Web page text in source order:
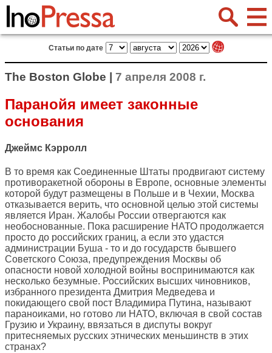
Статьи по дате
The Boston Globe | 7 апреля 2008 г.
Паранойя имеет законные
основания
Джеймс Кэрролл
В то время как Соединенные Штаты продвигают систему
противоракетной обороны в Европе, основные элементы
которой будут размещены в Польше и в Чехии, Москва
отказывается верить, что основной целью этой системы
является Иран. Жалобы России отвергаются как
необоснованные. Пока расширение НАТО продолжается
просто до российских границ, а если это удастся
администрации Буша - то и до государств бывшего
Советского Союза, предупреждения Москвы об
опасности новой холодной войны воспринимаются как
несколько безумные. Российских высших чиновников,
избранного президента Дмитрия Медведева и
покидающего свой пост Владимира Путина, называют
параноиками, но готово ли НАТО, включая в свой состав
Грузию и Украину, ввязаться в диспуты вокруг
притесняемых русских этнических меньшинств в этих
странах?